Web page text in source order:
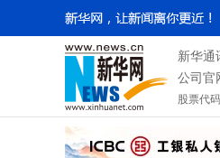
新华通
公司官
股票代码